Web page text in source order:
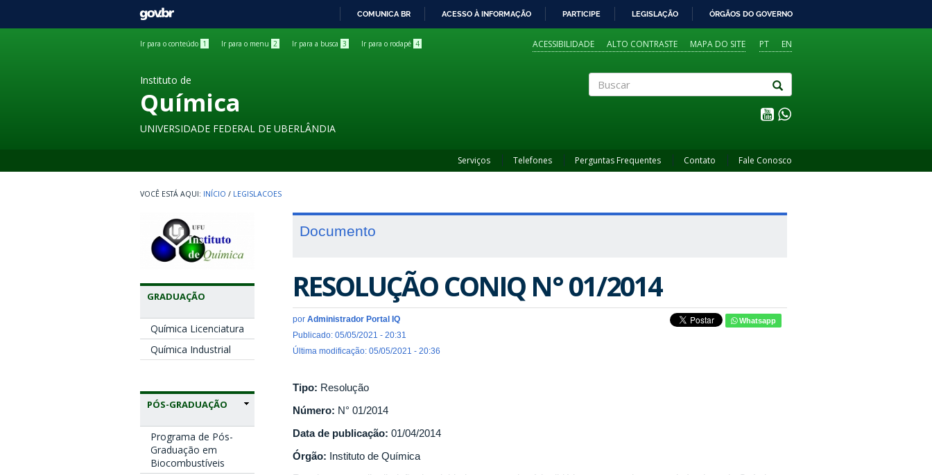
GOVBR
COMUNICA BR ACESSO À INFORMAÇÃO PARTICIPE LEGISLAÇÃO ÓRGÃOS DO GOVERNO
Ir para o conteúdo 1 Ir para o menu 2 Ir para a busca 3 Ir para o rodapé 4 PT EN
ACESSIBILIDADE ALTO CONTRASTE MAPA DO SITE
Instituto de
Química
UNIVERSIDADE FEDERAL DE UBERLÂNDIA
Serviços Telefones Perguntas Frequentes Contato Fale Conosco
INÍCIO / LEGISLACOES
GRADUAÇÃO
Química Licenciatura
Química Industrial
PÓS-GRADUAÇÃO
Programa de Pós-
Graduação em
Biocombustíveis
Documento
RESOLUÇÃO CONIQ N° 01/2014
por Administrador Portal IQ
Publicado: 05/05/2021 - 20:31
Última modificação: 05/05/2021 - 20:36
Whatsapp
Tipo: Resolução
Número: N° 01/2014
Data de publicação: 01/04/2014
Órgão: Instituto de Química